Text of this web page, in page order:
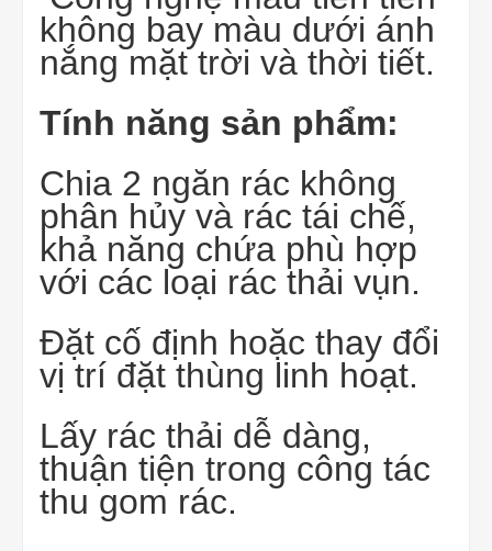
không bay màu dưới ánh
nắng mặt trời và thời tiết.
Tính năng sản phẩm:
Chia 2 ngăn rác không
phân hủy và rác tái chế,
khả năng chứa phù hợp
với các loại rác thải vụn.
Đặt cố định hoặc thay đổi
vị trí đặt thùng linh hoạt.
Lấy rác thải dễ dàng,
thuận tiện trong công tác
thu gom rác.